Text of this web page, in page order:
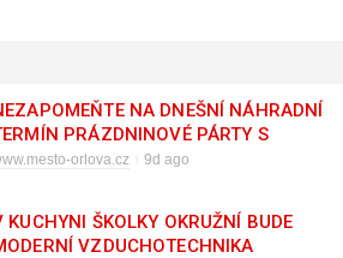
NA DNEŠNÍ NÁHRADNÍ
PRÁZDNINOVÉ PÁRTY S
orlova.cz 9d ago
KUCHYNI ŠKOLKY OKRUŽNÍ BUDE
VZDUCHOTECHNIKA